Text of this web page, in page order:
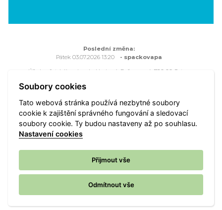
Poslední změna:
Pátek 03.07.2026 13:20
- spackovapa
Úřad městského obvodu Hrabová, Bažanova 4, 720 00 Ostrava
Všechna práva vyhrazena - použití obsahu nebo jeho částí je
možné pouze se souhlasem Úřadu městského obvodu Hrabová.
Webové stránky jsou ve správě společnosti OVANET a.s.
Mapa portálu Přístupnost Nastavení cookies
Soubory cookies
Tato webová stránka používá nezbytné soubory
cookie k zajištění správného fungování a sledovací
soubory cookie. Ty budou nastaveny až po souhlasu.
Nastavení cookies
Přijmout vše
Odmítnout vše